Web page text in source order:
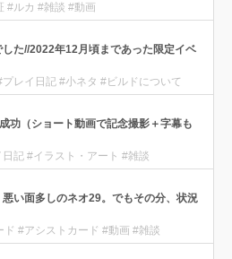
#ルカ #雑談 #動画
た//2022年12月頃まであった限定イベ
レイ日記 #小ネタ #ビルドについて
功（ショート動画で記念撮影＋字幕も
記 #イラスト・アート #雑談
悪い面多しのネオ29。でもその分、状況
#アシストカード #動画 #雑談